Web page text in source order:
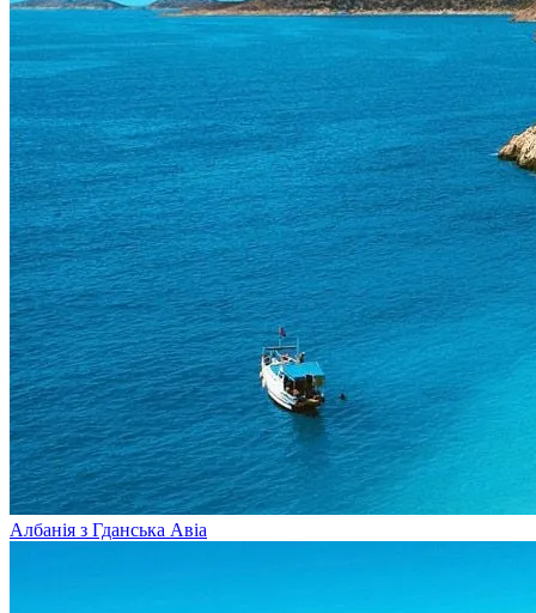
Албанія з Гданська Авіа